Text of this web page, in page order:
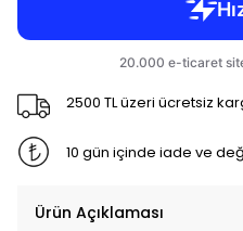
2500 TL üzeri ücretsiz
10 gün içinde iade ve
Ürün Açıklaması